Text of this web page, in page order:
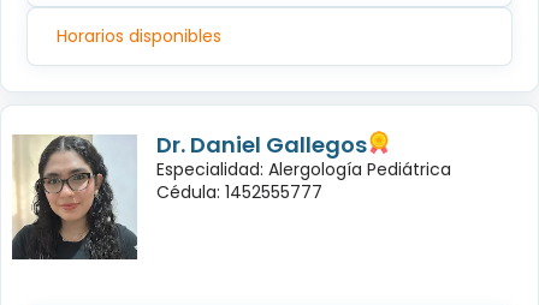
Horarios disponibles
Dr. Daniel Gallegos
Especialidad: Alergología Pediátrica
Cédula: 1452555777